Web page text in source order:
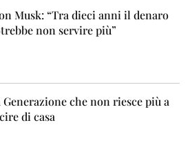
Musk: “Tra dieci anni il denaro
non servire più”
Generazione che non riesce più a
di casa